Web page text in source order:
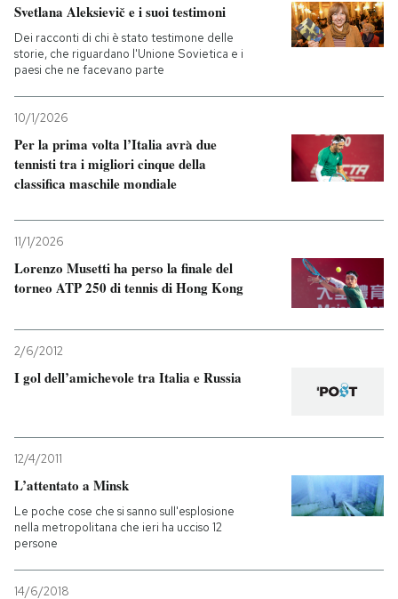
Svetlana Aleksievič e i suoi testimoni
Dei racconti di chi è stato testimone delle
storie, che riguardano l'Unione Sovietica e i
paesi che ne facevano parte
10/1/2026
Per la prima volta l’Italia avrà due
tennisti tra i migliori cinque della
classifica maschile mondiale
11/1/2026
Lorenzo Musetti ha perso la finale del
torneo ATP 250 di tennis di Hong Kong
2/6/2012
I gol dell’amichevole tra Italia e Russia
12/4/2011
L’attentato a Minsk
Le poche cose che si sanno sull'esplosione
nella metropolitana che ieri ha ucciso 12
persone
14/6/2018